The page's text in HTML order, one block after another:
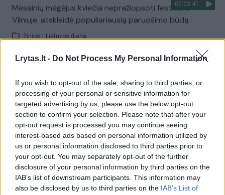
Lrytas.lt - Do Not Process My Personal Information
If you wish to opt-out of the sale, sharing to third parties, or
processing of your personal or sensitive information for
targeted advertising by us, please use the below opt-out
section to confirm your selection. Please note that after your
opt-out request is processed you may continue seeing
interest-based ads based on personal information utilized by
us or personal information disclosed to third parties prior to
your opt-out. You may separately opt-out of the further
disclosure of your personal information by third parties on the
IAB’s list of downstream participants. This information may
also be disclosed by us to third parties on the IAB’s List of
00:03:41
Mėsainių mėgėjus kviečia nepražiopsoti festivalio
Vilniuje: atskleidė populiariausią paruošimo būdą
Žinios Lietuvos diena
Žiūrimiausi įrašai
00:00:49
Pateikė daugiau detalių apie iš tėvų paimtus šešis
vaikus: jiems kilusi grėsmė
Žinios Lietuvos diena